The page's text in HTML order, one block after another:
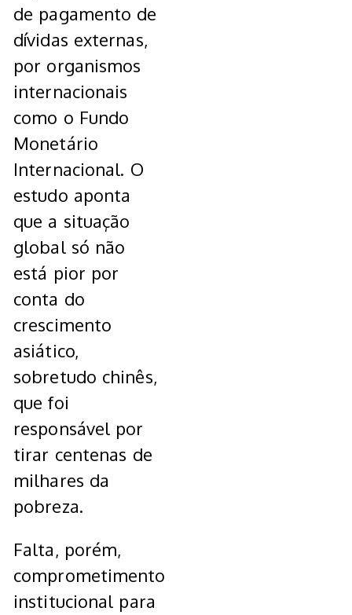
de pagamento de
dívidas externas,
por organismos
internacionais
como o Fundo
Monetário
Internacional. O
estudo aponta
que a situação
global só não
está pior por
conta do
crescimento
asiático,
sobretudo chinês,
que foi
responsável por
tirar centenas de
milhares da
pobreza.
Falta, porém,
comprometimento
institucional para